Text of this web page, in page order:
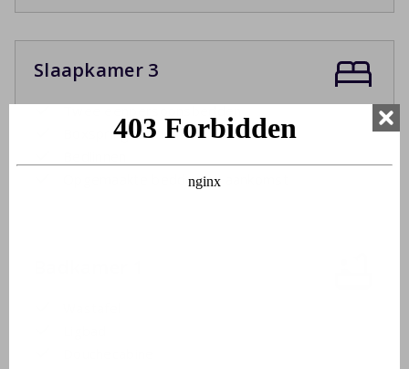
Slaapkamer 3
Boxspringbedden
Opgemaakte bedden bij aankomst